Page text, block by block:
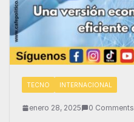
TECNO INTERNACIONAL
enero 28, 2025 0 Comments